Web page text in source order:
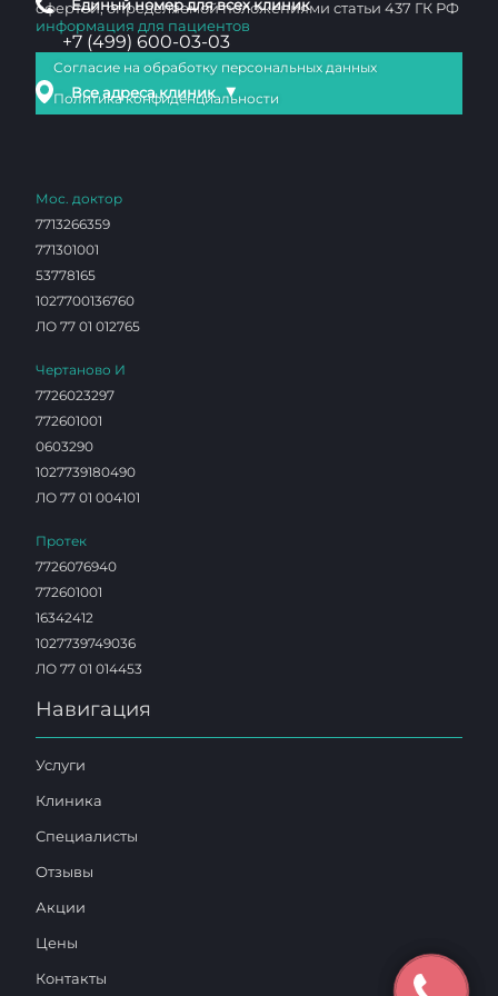
Единый номер для всех клиник
+7 (499) 600-03-03
Все адреса клиник ▼
офертой, определяемой положениями статьи 437 ГК РФ
информация для пациентов
Согласие на обработку персональных данных
Политика конфиденциальности
Мос. доктор
7713266359
771301001
53778165
1027700136760
ЛО 77 01 012765
Чертаново И
7726023297
772601001
0603290
1027739180490
ЛО 77 01 004101
Протек
7726076940
772601001
16342412
1027739749036
ЛО 77 01 014453
Навигация
Услуги
Клиника
Специалисты
Отзывы
Акции
Цены
Контакты